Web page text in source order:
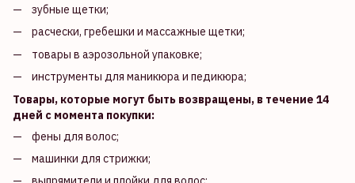
зубные щетки;
расчески, гребешки и массажные щетки;
товары в аэрозольной упаковке;
инструменты для маникюра и педикюра;
Товары, которые могут быть возвращены, в течение 14
дней с момента покупки:
фены для волос;
машинки для стрижки;